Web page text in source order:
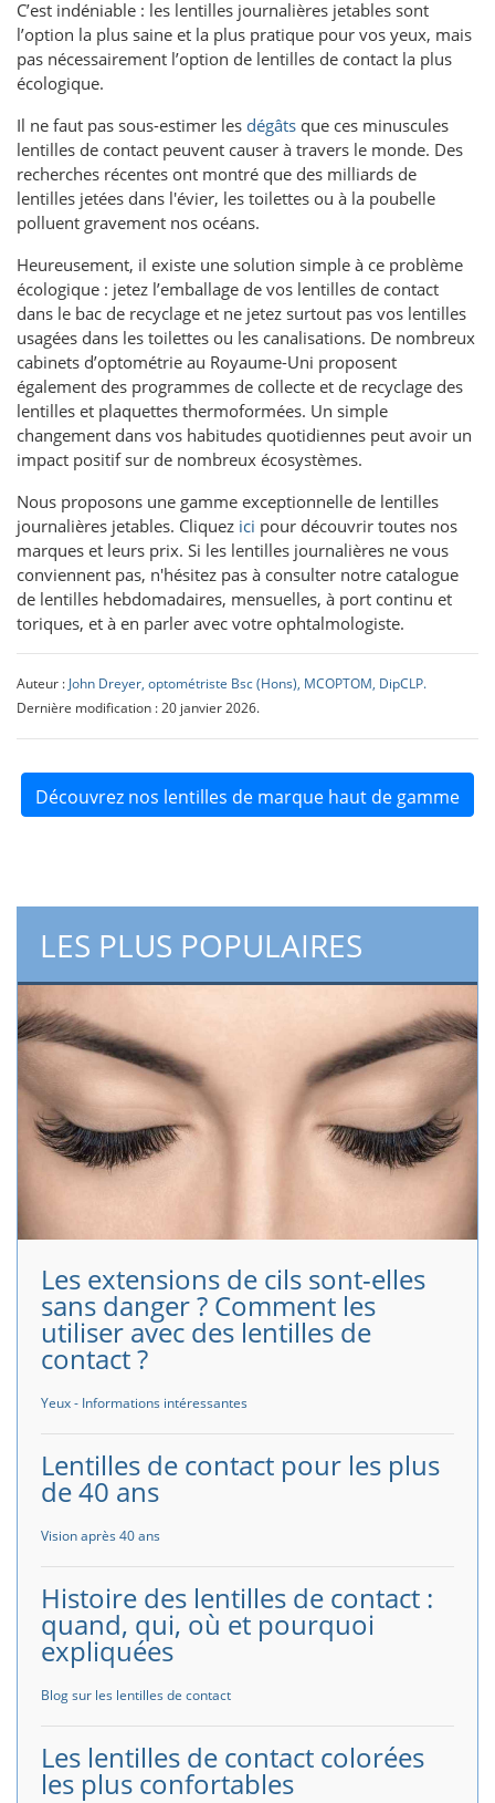
C’est indéniable : les lentilles journalières jetables sont
l’option la plus saine et la plus pratique pour vos yeux, mais
pas nécessairement l’option de lentilles de contact la plus
écologique.
Il ne faut pas sous-estimer les dégâts que ces minuscules
lentilles de contact peuvent causer à travers le monde. Des
recherches récentes ont montré que des milliards de
lentilles jetées dans l'évier, les toilettes ou à la poubelle
polluent gravement nos océans.
Heureusement, il existe une solution simple à ce problème
écologique : jetez l’emballage de vos lentilles de contact
dans le bac de recyclage et ne jetez surtout pas vos lentilles
usagées dans les toilettes ou les canalisations. De nombreux
cabinets d’optométrie au Royaume-Uni proposent
également des programmes de collecte et de recyclage des
lentilles et plaquettes thermoformées. Un simple
changement dans vos habitudes quotidiennes peut avoir un
impact positif sur de nombreux écosystèmes.
Nous proposons une gamme exceptionnelle de lentilles
journalières jetables. Cliquez ici pour découvrir toutes nos
marques et leurs prix. Si les lentilles journalières ne vous
conviennent pas, n'hésitez pas à consulter notre catalogue
de lentilles hebdomadaires, mensuelles, à port continu et
toriques, et à en parler avec votre ophtalmologiste.
Auteur : John Dreyer, optométriste Bsc (Hons), MCOPTOM, DipCLP.
Dernière modification : 20 janvier 2026.
Découvrez nos lentilles de marque haut de gamme
LES PLUS POPULAIRES
Les extensions de cils sont-elles
sans danger ? Comment les
utiliser avec des lentilles de
contact ?
Yeux - Informations intéressantes
Lentilles de contact pour les plus
de 40 ans
Vision après 40 ans
Histoire des lentilles de contact :
quand, qui, où et pourquoi
expliquées
Blog sur les lentilles de contact
Les lentilles de contact colorées
les plus confortables